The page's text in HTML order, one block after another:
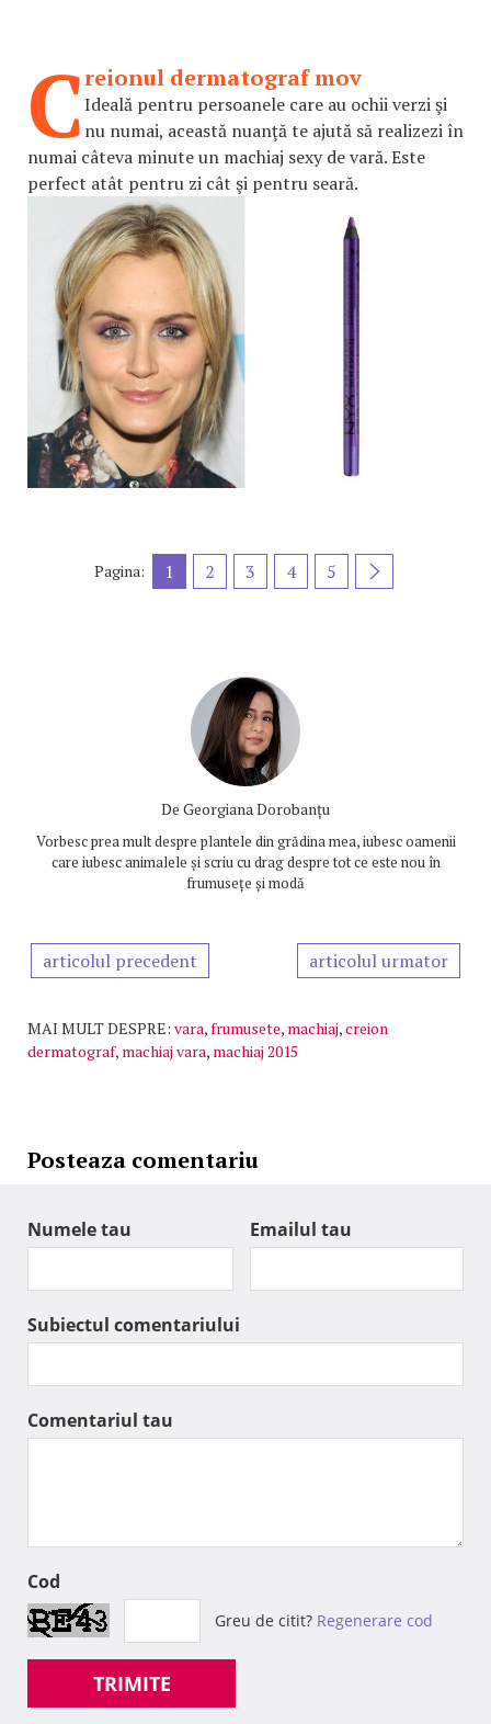
Creionul dermatograf mov
Ideală pentru persoanele care au ochii verzi şi
nu numai, această nuanţă te ajută să realizezi în
numai câteva minute un machiaj sexy de vară. Este
perfect atât pentru zi cât şi pentru seară.
Pagina: 1 2 3 4 5
De Georgiana Dorobanțu
Vorbesc prea mult despre plantele din grădina mea, iubesc oamenii
care iubesc animalele și scriu cu drag despre tot ce este nou în
frumusețe și modă
articolul precedent articolul urmator
MAI MULT DESPRE: vara,frumusete, machiaj,creion
dermatograf, machiaj vara, machiaj 2015
Posteaza comentariu
Numele tau Emailul tau
Subiectul comentariului
Comentariul tau
Cod
Greu de citit? Regenerare cod
TRIMITE